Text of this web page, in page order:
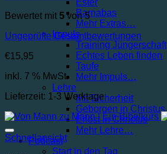
Ester
Barnabas
Mehr Extras…
Impuls
Training Jüngerschaft
Echtes Leben finden
Taufe
Mehr Impuls…
Lehre
Mit Sicherheit
Geborgen in Christus
Erlöst in Christus
Mehr Lehre…
Podcast
Start in den Tag
Bewertet mit 5von 5
Ungeprüfte Gesamtbewertungen
€15,95
inkl. 7 % MwSt.
Lieferzeit: 1-3 Werktage
Schnellansicht